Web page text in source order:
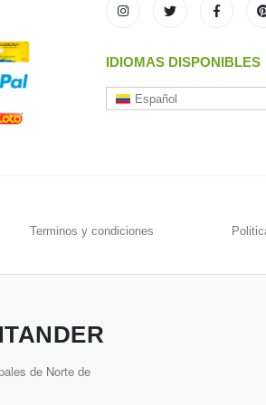
IDIOMAS DISPONIBLES
Español
Terminos y condiciones
de Norte de